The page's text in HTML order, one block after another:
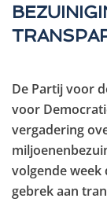
De Partij voor
voor
vergadering
volgende week
gebrek aan